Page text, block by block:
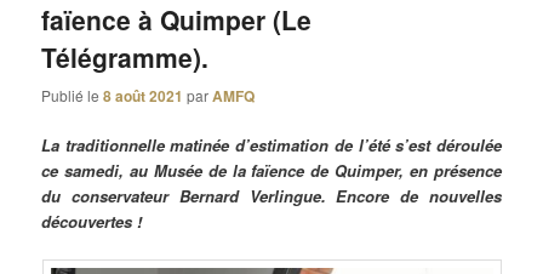
faïence à Quimper (Le
Télégramme).
Publié le8 août 2021 parAMFQ
La traditionnelle matinée d’estimation de l’été s’est déroulée
ce samedi, au Musée de la faïence de Quimper, en présence
du conservateur Bernard Verlingue. Encore de nouvelles
découvertes !